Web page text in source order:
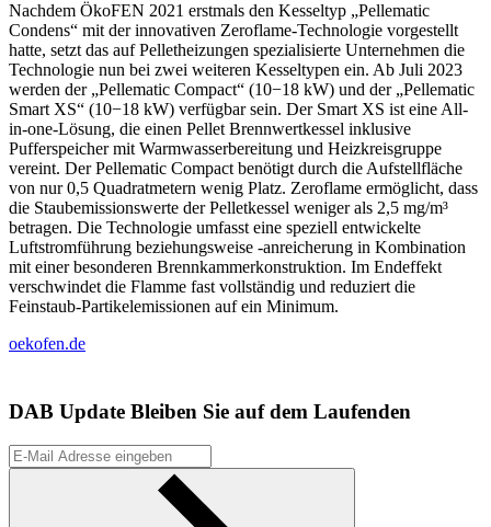
Nachdem ÖkoFEN 2021 erstmals den Kesseltyp „Pellematic
Condens“ mit der innovativen Zeroflame-Technologie vorgestellt
hatte, setzt das auf Pelletheizungen spezialisierte Unternehmen die
Technologie nun bei zwei weiteren Kesseltypen ein. Ab Juli 2023
werden der „Pellematic Compact“ (10−18 kW) und der „Pellematic
Smart XS“ (10−18 kW) verfügbar sein. Der Smart XS ist eine All-
in-one-Lösung, die einen Pellet Brennwertkessel inklusive
Pufferspeicher mit Warmwasserbereitung und Heizkreisgruppe
vereint. Der Pellematic Compact benötigt durch die Aufstellfläche
von nur 0,5 Quadratmetern wenig Platz. Zeroflame ermöglicht, dass
die Staubemissionswerte der Pelletkessel weniger als 2,5 mg/m³
betragen. Die Technologie umfasst eine speziell entwickelte
Luftstromführung beziehungsweise -anreicherung in Kombination
mit einer besonderen Brennkammerkonstruktion. Im Endeffekt
verschwindet die Flamme fast vollständig und reduziert die
Feinstaub-Partikelemissionen auf ein Minimum.
oekofen.de
DAB Update Bleiben Sie auf dem Laufenden